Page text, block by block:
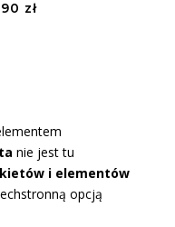
zł
nie jest tu
i elementów
opcją